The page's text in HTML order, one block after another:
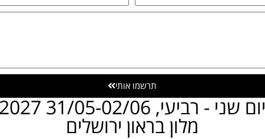
תרשמו אותי
יום שני - רביעי, 31/05-02/06 2027
מלון בראון ירושלים